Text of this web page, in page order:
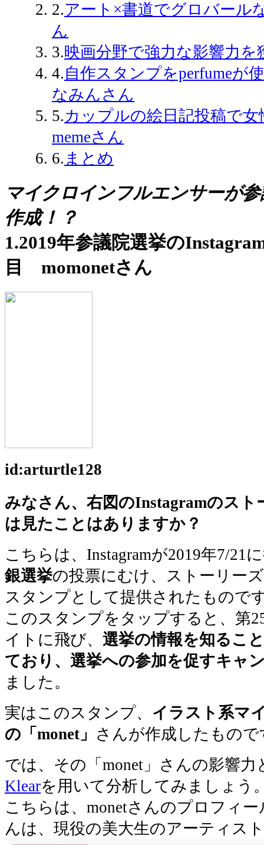
2.アート×書道でグロバー
ん
3.映画分野で強力な影響力
4.自作スタンプをperfume
なみんさん
5.カップルの絵日記投稿で
memeさん
6. まとめ
マイクロインフルエンサーが
作成！？
1.2019年参議院選挙の
目 momonetさん
id:arturtle128
みなさん、右図のInstagramのスト
は見たことはありますか？
こちらは、Instagramが2019年7/21
銀選挙の投票にむけ、ストーリー
スタンプとして提供されたもので
このスタンプをタップすると、第
イトに飛び、 選挙の情報を知るこ
ており、選挙への参加を促すキャ
ました。
実はこのスタンプ、 イラスト系マ
の「monet」 さんが作成したもので
では、その「monet」さんの影響
Klearを用いて分析してみましょう
こちらは、monetさんのプロフィ
んは、現役の美大生のアーティス